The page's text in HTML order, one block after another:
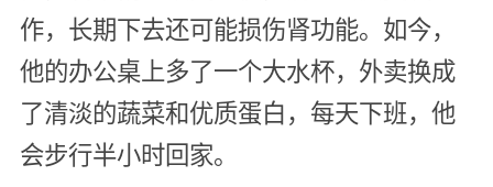
作，长期下去还可能损伤肾功能。如今，
他的办公桌上多了一个大水杯，外卖换成
了清淡的蔬菜和优质蛋白，每天下班，他
会步行半小时回家。